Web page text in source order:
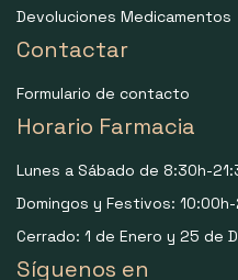
Devoluciones Medicamentos
Contactar
Formulario de contacto
Horario Farmacia
Lunes a Sábado de 8:30h-
Domingos y Festivos: 10:00h-
Cerrado: 1 de Enero y 25 de
Síguenos en